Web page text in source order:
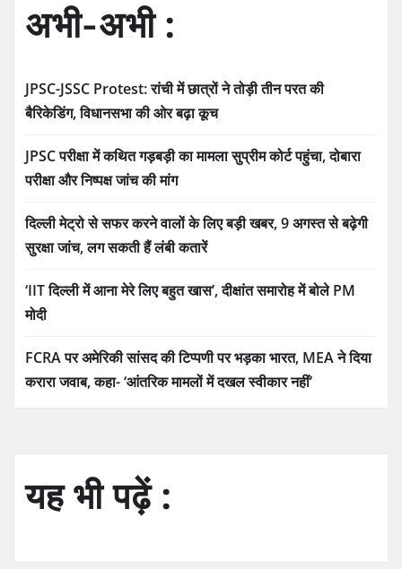
अभी-अभी :
JPSC-JSSC Protest: रांची में छात्रों ने तोड़ी तीन परत की
बैरिकेडिंग, विधानसभा की ओर बढ़ा कूच
JPSC परीक्षा में कथित गड़बड़ी का मामला सुप्रीम कोर्ट पहुंचा, दोबारा
परीक्षा और निष्पक्ष जांच की मांग
दिल्ली मेट्रो से सफर करने वालों के लिए बड़ी खबर, 9 अगस्त से बढ़ेगी
सुरक्षा जांच, लग सकती हैं लंबी कतारें
‘IIT दिल्ली में आना मेरे लिए बहुत खास’, दीक्षांत समारोह में बोले PM
मोदी
FCRA पर अमेरिकी सांसद की टिप्पणी पर भड़का भारत, MEA ने दिया
करारा जवाब, कहा- ‘आंतरिक मामलों में दखल स्वीकार नहीं’
यह भी पढ़ें :